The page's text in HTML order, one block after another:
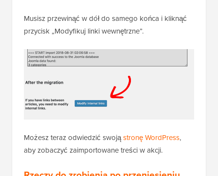
Musisz przewinąć w dół do samego końca i kliknąć
przycisk „Modyfikuj linki wewnętrzne”.
Możesz teraz odwiedzić swojąstronę WordPress,
aby zobaczyć zaimportowane treści w akcji.